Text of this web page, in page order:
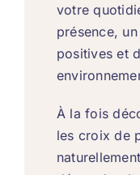
votre
présence,
positives et
À la fois
les croix de